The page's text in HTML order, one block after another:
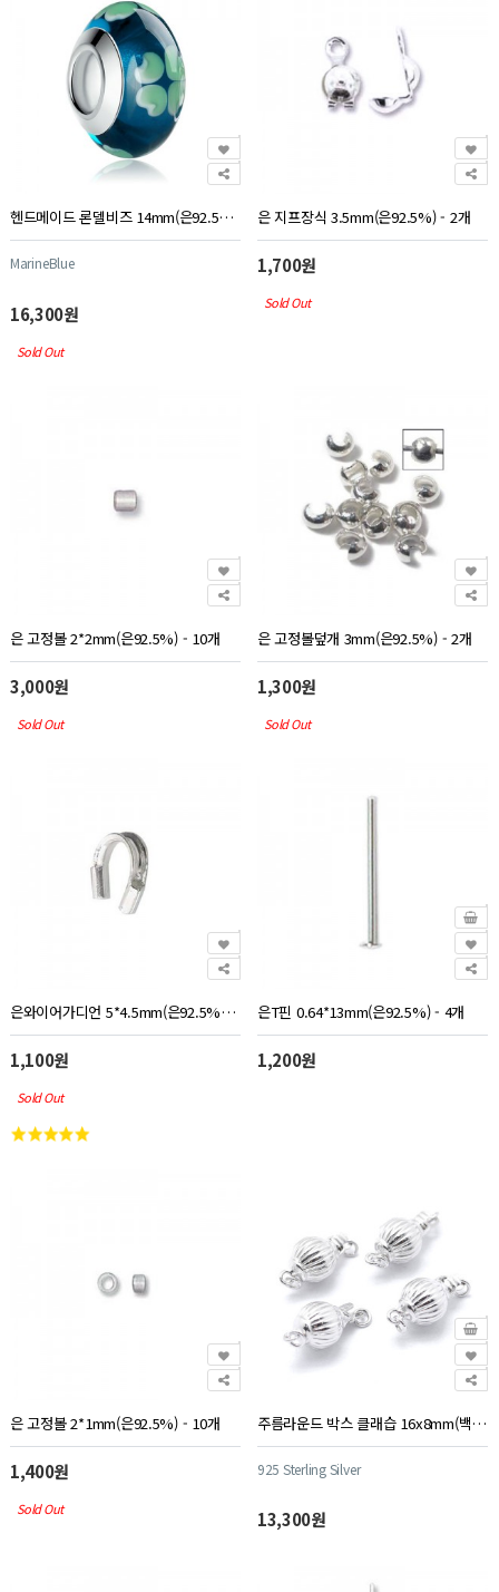
헨드메이드 론델비즈 14mm(은92.5%) - 1개
MarineBlue
16,300원
Sold Out
은 지프장식 3.5mm(은92.5%) - 2개
1,700원
Sold Out
은 고정볼 2*2mm(은92.5%) - 10개
3,000원
Sold Out
은 고정볼덮개 3mm(은92.5%) - 2개
1,300원
Sold Out
은와이어가디언 5*4.5mm(은92.5%) - 2개
1,100원
Sold Out
은T핀 0.64*13mm(은92.5%) - 4개
1,200원
은 고정볼 2*1mm(은92.5%) - 10개
1,400원
Sold Out
주름라운드 박스 클래습 16x8mm(백금도금) - 1개
925 Sterling Silver
13,300원